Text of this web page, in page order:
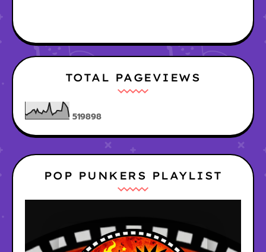
TOTAL PAGEVIEWS
519898
POP PUNKERS PLAYLIST